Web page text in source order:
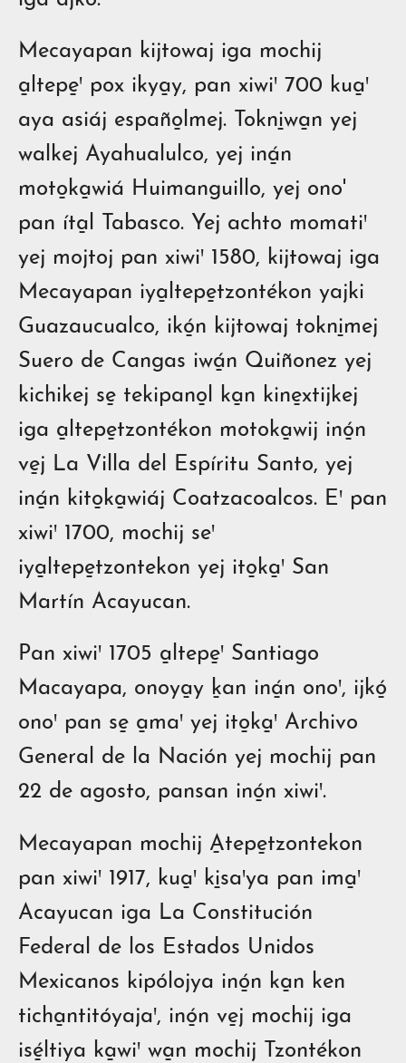
Mecayapan kijtowaj iga mochij
a̱ltepe̱ꞌ pox ikya̱y, pan xiwiꞌ 700 kua̱ꞌ
aya asiáj españo̱lmej. Tokni̱wa̱n yej
walkej Ayahualulco, yej iná̱n
moto̱ka̱wiá Huimanguillo, yej ono'
pan íta̱l Tabasco. Yej achto momatiꞌ
yej mojtoj pan xiwiꞌ 1580, kijtowaj iga
Mecayapan iya̱ltepe̱tzontékon yajki
Guazaucualco, ikó̱n kijtowaj tokni̱mej
Suero de Cangas iwá̱n Quiñonez yej
kichikej se̱ tekipano̱l ka̱n kine̱xtijkej
iga a̱ltepe̱tzontékon motoka̱wij inó̱n
ve̱j La Villa del Espíritu Santo, yej
iná̱n kito̱ka̱wiáj Coatzacoalcos. Eꞌ pan
xiwiꞌ 1700, mochij seꞌ
iya̱ltepe̱tzontekon yej ito̱ka̱ꞌ San
Martín Acayucan.
Pan xiwiꞌ 1705 a̱ltepe̱ꞌ Santiago
Macayapa, onoya̱y ḵan iná̱n onoꞌ, ijkó̱
onoꞌ pan se̱ a̱maꞌ yej ito̱ka̱ꞌ Archivo
General de la Nación yej mochij pan
22 de agosto, pansan inó̱n xiwiꞌ.
Mecayapan mochij A̱tepe̱tzontekon
pan xiwiꞌ 1917, kua̱ꞌ ki̱saꞌya pan ima̱ꞌ
Acayucan iga La Constitución
Federal de los Estados Unidos
Mexicanos kipólojya inó̱n ka̱n ken
ticha̱ntitóyajaꞌ, inó̱n ve̱j mochij iga
isé̱ltiya ka̱wiꞌ wa̱n mochij Tzontékon